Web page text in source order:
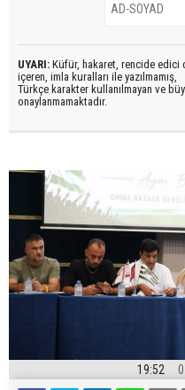
UYARI: Küfür, hakaret, rencide edici
içeren, imla kuralları ile yazılmamış,
Türkçe karakter kullanılmayan ve
onaylanmamaktadır.
19:52